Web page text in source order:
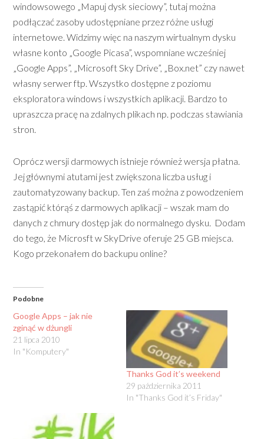
windowsowego „Mapuj dysk sieciowy”, tutaj można
podłączać zasoby udostępniane przez różne usługi
internetowe. Widzimy więc na naszym wirtualnym dysku
własne konto „Google Picasa”, wspomniane wcześniej
„Google Apps”, „Microsoft Sky Drive”, „Box.net” czy nawet
własny serwer ftp. Wszystko dostępne z poziomu
eksploratora windows i wszystkich aplikacji. Bardzo to
upraszcza pracę na zdalnych plikach np. podczas stawiania
stron.
Oprócz wersji darmowych istnieje również wersja płatna.
Jej głównymi atutami jest zwiększona liczba usług i
zautomatyzowany backup. Ten zaś można z powodzeniem
zastąpić którąś z darmowych aplikacji – wszak mam do
danych z chmury dostęp jak do normalnego dysku. Dodam
do tego, że Microsft w SkyDrive oferuje 25 GB miejsca.
Kogo przekonałem do backupu online?
Podobne
Google Apps – jak nie
zginąć w dżungli
21 lipca 2010
In "Komputery"
Thanks God it’s weekend
29 października 2011
In "Thanks God it’s Friday"